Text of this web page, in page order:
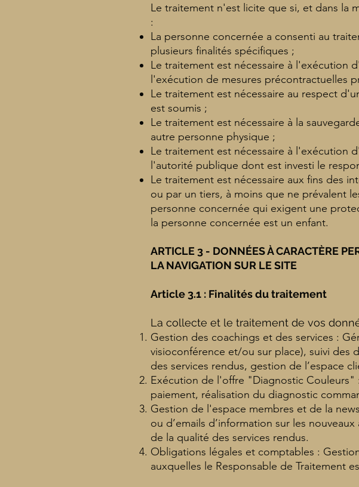
Le traitement n'est licite que si, et dans la
:
La personne concernée a consenti au
plusieurs finalités spécifiques ;
Le traitement est nécessaire à l'exécution
l'exécution de mesures précontractuelles
Le traitement est nécessaire au respect
est soumis ;
Le traitement est nécessaire à la
autre personne physique ;
Le traitement est nécessaire à l'exécution
l'autorité publique dont est investi le
Le traitement est nécessaire aux fins des
ou par un tiers, à moins que ne prévalent
personne concernée qui exigent une
la personne concernée est un enfant.
ARTICLE 3 - DONNÉES À CARACTÈRE
LA NAVIGATION SUR LE SITE
Article 3.1 : Finalités du traitement
La collecte et le traitement de vos
Gestion des coachings et des services :
visioconférence et/ou sur place), suivi des
des services rendus, gestion de l’espace
Exécution de l'offre "Diagnostic Couleurs"
paiement, réalisation du diagnostic
Gestion de l'espace membres et de la
ou d’emails d’information sur les
de la qualité des services rendus.
Obligations légales et comptables :
auxquelles le Responsable de Traitement